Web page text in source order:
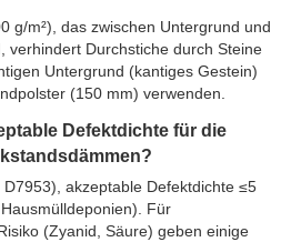
g/m²), das zwischen Untergrund und
verhindert Durchstiche durch Steine
Untergrund (kantiges Gestein)
(150 mm) verwenden.
Defektdichte für die
akzeptable Defektdichte ≤5
Für
(Zyanid, Säure) geben einige